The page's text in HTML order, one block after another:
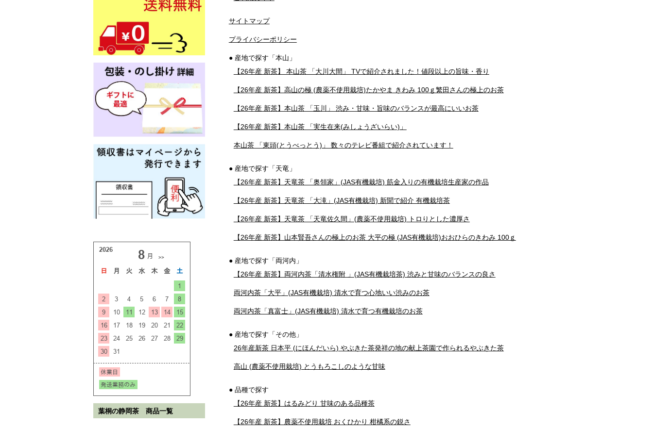
サイトマップ
プライバシーポリシー
● 産地で探す「本山」
【26年産 新茶】 本山茶 「大川大間」 TVで紹介されました！値段以上の旨味・香り
【26年産 新茶】高山の極 (農薬不使用栽培)たかやま きわみ 100ｇ繁田さんの極上のお茶
【26年産 新茶】本山茶 「玉川」 渋み・甘味・旨味のバランスが最高にいいお茶
【26年産 新茶】本山茶 「実生在来(みしょうざいらい)」
本山茶 「東頭(とうべっとう)」 数々のテレビ番組で紹介されています！
● 産地で探す「天竜」
【26年産 新茶】天竜茶 「奥領家」(JAS有機栽培) 筋金入りの有機栽培生産家の作品
【26年産 新茶】天竜茶 「大滝」(JAS有機栽培) 新聞で紹介 有機栽培茶
【26年産 新茶】天竜茶 「天竜佐久間」(農薬不使用栽培) トロりとした濃厚さ
【26年産 新茶】山本賢吾さんの極上のお茶 大平の極 (JAS有機栽培)おおひらのきわみ 100ｇ
● 産地で探す「両河内」
【26年産 新茶】両河内茶「清水権附 」(JAS有機栽培茶) 渋みと甘味のバランスの良さ
両河内茶「大平」(JAS有機栽培) 清水で育つ心地いい渋みのお茶
両河内茶「真富士」(JAS有機栽培) 清水で育つ有機栽培のお茶
● 産地で探す「その他」
26年産新茶 日本平 (にほんだいら) やぶきた茶発祥の地の献上茶園で作られるやぶきた茶
高山 (農薬不使用栽培) とうもろこしのような甘味
● 品種で探す
【26年産 新茶】はるみどり 甘味のある品種茶
【26年産 新茶】農薬不使用栽培 おくひかり 柑橘系の鋭さ
葉桐の静岡茶 商品一覧